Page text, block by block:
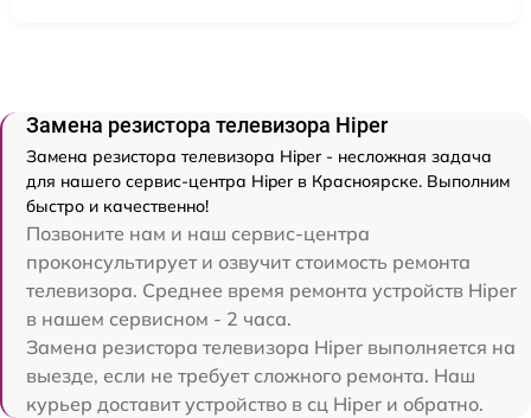
Замена резистора телевизора Hiper
Замена резистора телевизора Hiper - несложная задача
для нашего сервис-центра Hiper в Красноярске. Выполним
быстро и качественно!
Позвоните нам и наш сервис-центра
проконсультирует и озвучит стоимость ремонта
телевизора. Среднее время ремонта устройств Hiper
в нашем сервисном - 2 часа.
Замена резистора телевизора Hiper выполняется на
выезде, если не требует сложного ремонта. Наш
курьер доставит устройство в сц Hiper и обратно.